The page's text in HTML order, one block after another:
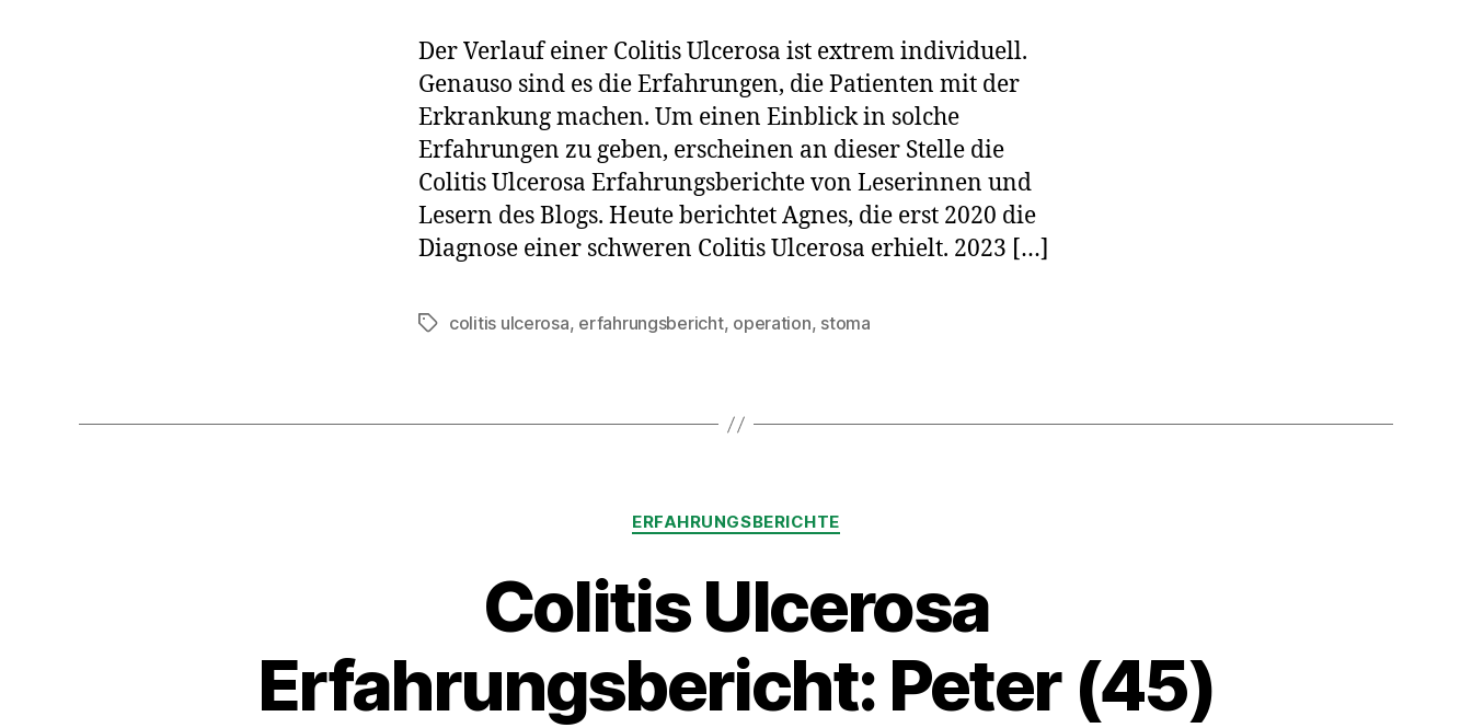
Der Verlauf einer Colitis Ulcerosa ist extrem individuell.
Genauso sind es die Erfahrungen, die Patienten mit der
Erkrankung machen. Um einen Einblick in solche
Erfahrungen zu geben, erscheinen an dieser Stelle die
Colitis Ulcerosa Erfahrungsberichte von Leserinnen und
Lesern des Blogs. Heute berichtet Agnes, die erst 2020 die
Diagnose einer schweren Colitis Ulcerosa erhielt. 2023 […]
Schlagwörter
colitis ulcerosa, erfahrungsbericht, operation, stoma
Kategorien
ERFAHRUNGSBERICHTE
Colitis Ulcerosa
Erfahrungsbericht: Peter (45)